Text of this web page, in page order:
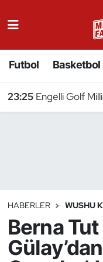
Futbol Basketbol
23:25 Engelli Golf
HABERLER WUSHU
Berna
Badminton
Binicilik
Bisiklet